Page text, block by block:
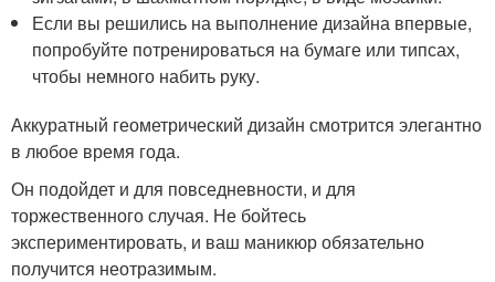
Если вы решились на выполнение дизайна впервые,
попробуйте потренироваться на бумаге или типсах,
чтобы немного набить руку.
Аккуратный геометрический дизайн смотрится элегантно
в любое время года.
Он подойдет и для повседневности, и для
торжественного случая. Не бойтесь
экспериментировать, и ваш маникюр обязательно
получится неотразимым.